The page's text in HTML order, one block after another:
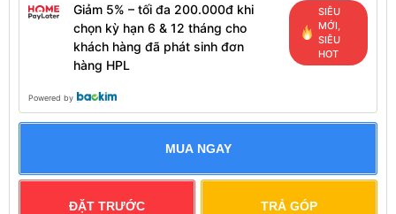
Giảm 5% – tối đa 200.000đ khi
chọn kỳ hạn 6 & 12 tháng cho
khách hàng đã phát sinh đơn
hàng HPL
SIÊU
MỚI,
SIÊU
HOT
Powered by
MUA NGAY
ĐẶT TRƯỚC TRẢ GÓP